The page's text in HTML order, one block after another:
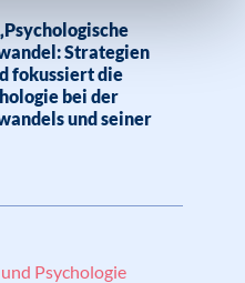
Strategien
fokussiert die
bei der
und seiner
Psychologie